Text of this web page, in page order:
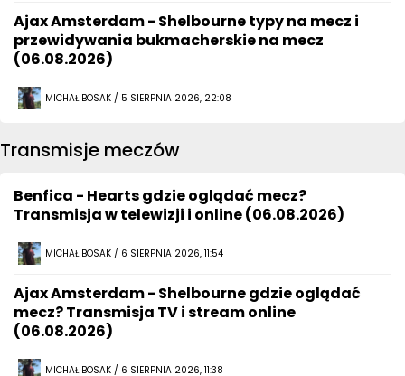
Ajax Amsterdam - Shelbourne typy na mecz i
przewidywania bukmacherskie na mecz
(06.08.2026)
MICHAŁ BOSAK / 5 SIERPNIA 2026, 22:08
Transmisje meczów
Benfica - Hearts gdzie oglądać mecz?
Transmisja w telewizji i online (06.08.2026)
MICHAŁ BOSAK / 6 SIERPNIA 2026, 11:54
Ajax Amsterdam - Shelbourne gdzie oglądać
mecz? Transmisja TV i stream online
(06.08.2026)
MICHAŁ BOSAK / 6 SIERPNIA 2026, 11:38